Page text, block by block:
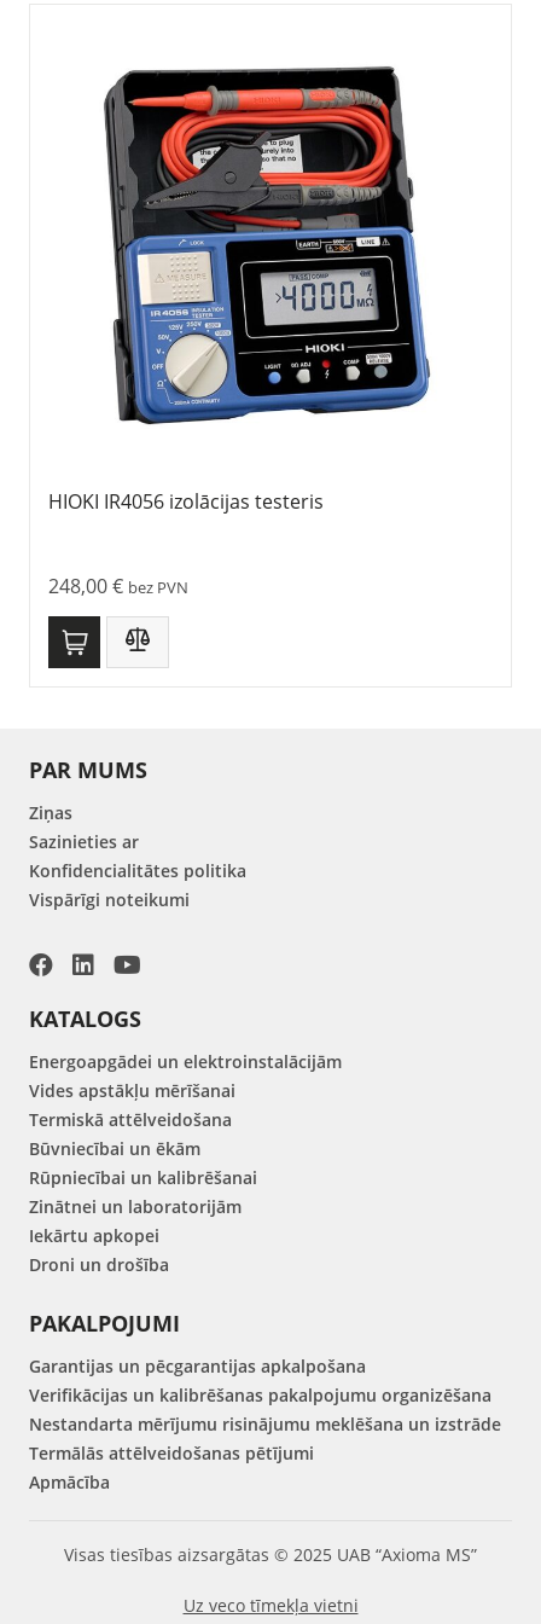
HIOKI IR4056 izolācijas testeris
248,00€ bez PVN
PAR MUMS
Ziņas
Sazinieties ar
Konfidencialitātes politika
Vispārīgi noteikumi
KATALOGS
Energoapgādei un elektroinstalācijām
Vides apstākļu mērīšanai
Termiskā attēlveidošana
Būvniecībai un ēkām
Rūpniecībai un kalibrēšanai
Zinātnei un laboratorijām
Iekārtu apkopei
Droni un drošība
PAKALPOJUMI
Garantijas un pēcgarantijas apkalpošana
Verifikācijas un kalibrēšanas pakalpojumu organizēšana
Nestandarta mērījumu risinājumu meklēšana un izstrāde
Termālās attēlveidošanas pētījumi
Apmācība
Visas tiesības aizsargātas © 2025 UAB “Axioma MS”
Uz veco tīmekļa vietni